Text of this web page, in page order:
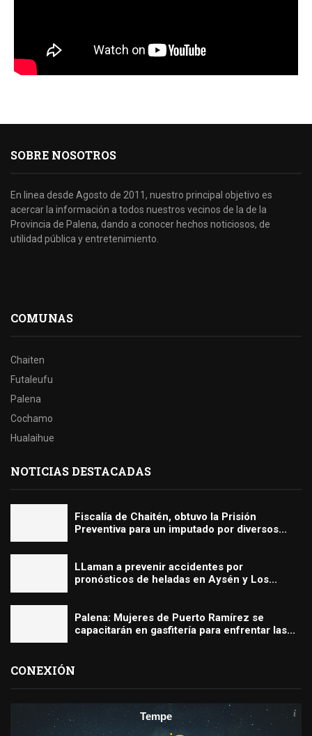
SOBRE NOSOTROS
En linea desde Agosto de 2011, nuestro principal objetivo es
acercar la información a todos nuestros vecinos de la de la
Provincia de Palena, dando a conocer hechos noticiosos, de
utilidad pública y entretenimiento.
COMUNAS
Chaiten
Futaleufu
Palena
Cochamo
Hualaihue
NOTICIAS DESTACADAS
Fiscalía de Chaitén, obtuvo la Prisión
Preventiva para un imputado por diversos...
LLaman a prevenir accidentes por
pronósticos de heladas en Aysén y Los...
Palena: Mujeres de Puerto Ramírez se
capacitarán en gasfitería para enfrentar las...
CONEXIÓN
Tempe